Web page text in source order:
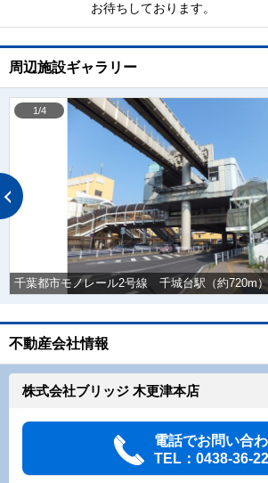
お待ちしております。
周辺施設ギャラリー
千葉都市モノレール2号線 千城台駅（約720m）
1/4
不動産会社情報
株式会社ブリッジ 木更津本店
電話でお問い合
TEL：0438-36-